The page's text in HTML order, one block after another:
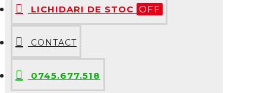
LICHIDARI DE STOC OFF
CONTACT
0745.677.518